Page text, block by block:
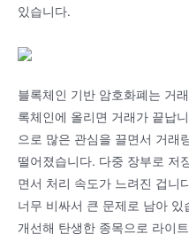
있습니다.
블록체인 기반 암호화폐는 거
록체인에 올리면 거래가 끝납
으로 많은 관심을 끌면서 거래
떨어졌습니다. 다중 장부로 저
면서 처리 속도가 느려진 겁니
너무 비싸서 큰 문제로 남아
개선해 탄생한 종목으로 라이